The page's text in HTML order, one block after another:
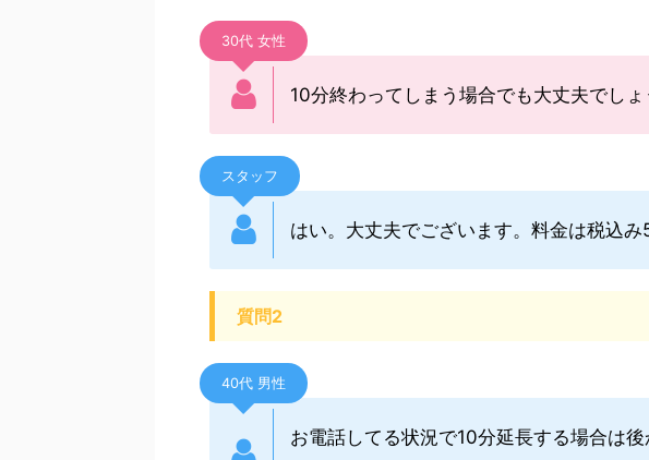
30代 女性
10分終わってしまう場合でも大丈夫でしょ
スタッフ
はい。大丈夫でございます。料金は税込み
質問2
40代 男性
お電話してる状況で10分延長する場合は